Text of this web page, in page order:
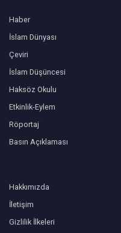
Haber
İslam Dünyası
Çeviri
İslam Düşüncesi
Haksöz Okulu
Etkinlik-Eylem
Röportaj
Basın Açıklaması
Hakkımızda
İletişim
Gizlilik İlkeleri